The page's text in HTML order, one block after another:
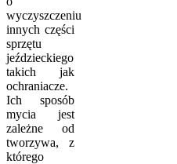
wyczyszczeniu
innych części
sprzętu
jeździeckiego
takich jak
ochraniacze.
Ich sposób
mycia jest
zależne od
tworzywa, z
którego